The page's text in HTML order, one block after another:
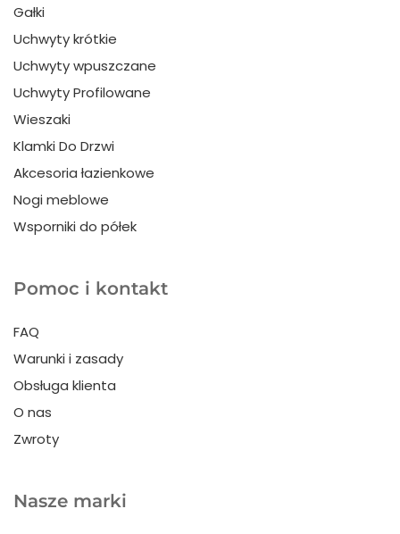
Gałki
Uchwyty krótkie
Uchwyty wpuszczane
Uchwyty Profilowane
Wieszaki
Klamki Do Drzwi
Akcesoria łazienkowe
Nogi meblowe
Wsporniki do półek
Pomoc i kontakt
FAQ
Warunki i zasady
Obsługa klienta
O nas
Zwroty
Nasze marki